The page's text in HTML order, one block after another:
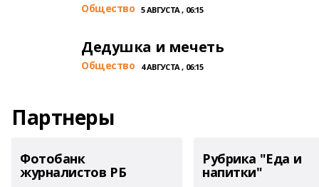
Общество 5 АВГУСТА , 06:15
Дедушка и мечеть
Общество 4 АВГУСТА , 06:15
Партнеры
Фотобанк
журналистов РБ
Рубрика "Еда и
напитки"